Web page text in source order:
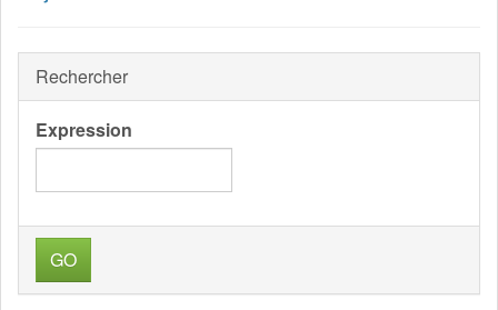
Rechercher
Expression
GO